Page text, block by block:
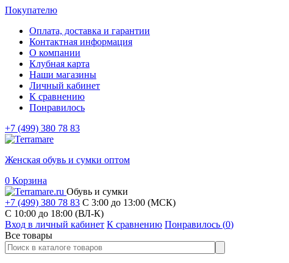
Покупателю
Оплата, доставка и гарантии
Контактная информация
О компании
Клубная карта
Наши магазины
Личный кабинет
К сравнению
Понравилось
+7 (499) 380 78 83
Женская обувь и сумки оптом
0 Корзина
Обувь и сумки
+7 (499) 380 78 83 С 3:00 до 13:00 (МСК)
C 10:00 до 18:00 (ВЛ-К)
Вход в личный кабинет К сравнению Понравилось (0)
Все товары